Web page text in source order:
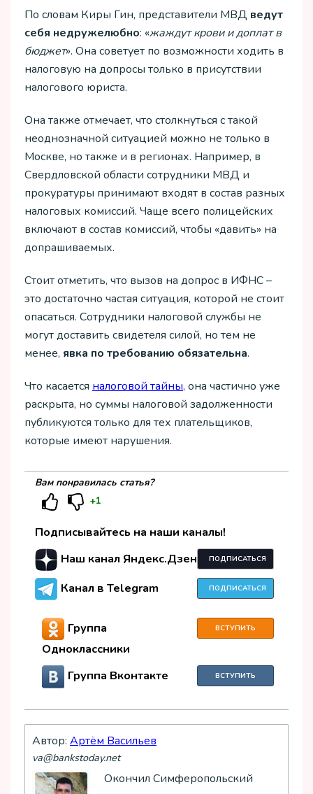
По словам Киры Гин, представители МВД ведут
себя недружелюбно: «жаждут крови и доплат в
бюджет». Она советует по возможности ходить в
налоговую на допросы только в присутствии
налогового юриста.
Она также отмечает, что столкнуться с такой
неоднозначной ситуацией можно не только в
Москве, но также и в регионах. Например, в
Свердловской области сотрудники МВД и
прокуратуры принимают входят в состав разных
налоговых комиссий. Чаще всего полицейских
включают в состав комиссий, чтобы «давить» на
допрашиваемых.
Стоит отметить, что вызов на допрос в ИФНС –
это достаточно частая ситуация, которой не стоит
опасаться. Сотрудники налоговой службы не
могут доставить свидетеля силой, но тем не
менее, явка по требованию обязательна.
Что касается налоговой тайны, она частично уже
раскрыта, но суммы налоговой задолженности
публикуются только для тех плательщиков,
которые имеют нарушения.
Вам понравилась статья?
+1
Подписывайтесь на наши каналы!
Наш канал Яндекс.Дзен
ПОДПИСАТЬСЯ
Канал в Telegram ПОДПИСАТЬСЯ
Группа
Одноклассники
ВСТУПИТЬ
Группа Вконтакте ВСТУПИТЬ
Автор: Артём Васильев
va@bankstoday.net
Окончил Симферопольский